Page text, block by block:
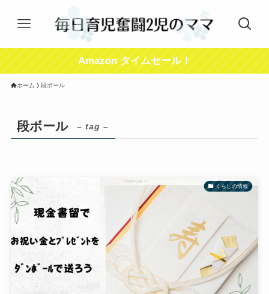
Amazon タイムセール！
ホーム 段ボール
段ボール – tag –
くらしの情報